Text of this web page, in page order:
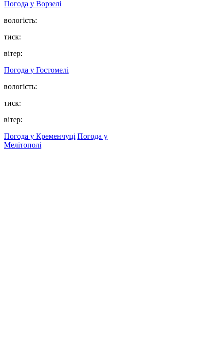
Погода у Ворзелі
вологість:
тиск:
вітер:
Погода у Гостомелі
вологість:
тиск:
вітер:
Погода у Кременчуці Погода у
Мелітополі